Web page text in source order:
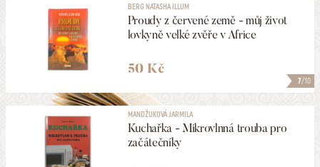
7/10
BERG NATASHA ILLUM
Proudy z červené země - můj život
lovkyně velké zvěře v Africe
50 Kč
MANDŽUKOVÁ JARMILA
Kuchařka - Mikrovlnná trouba pro
začátečníky